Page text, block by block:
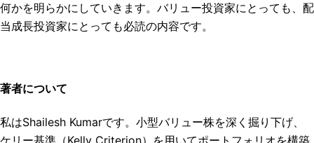
何かを明らかにしていきます。バリュー投資家にとっても、配
当成長投資家にとっても必読の内容です。
著者について
私はShailesh Kumarです。小型バリュー株を深く掘り下げ、
ケリー基準（Kelly Criterion）を用いてポートフォリオを構築